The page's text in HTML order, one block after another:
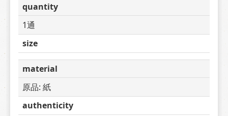
quantity
1通
size
material
原品: 紙
authenticity